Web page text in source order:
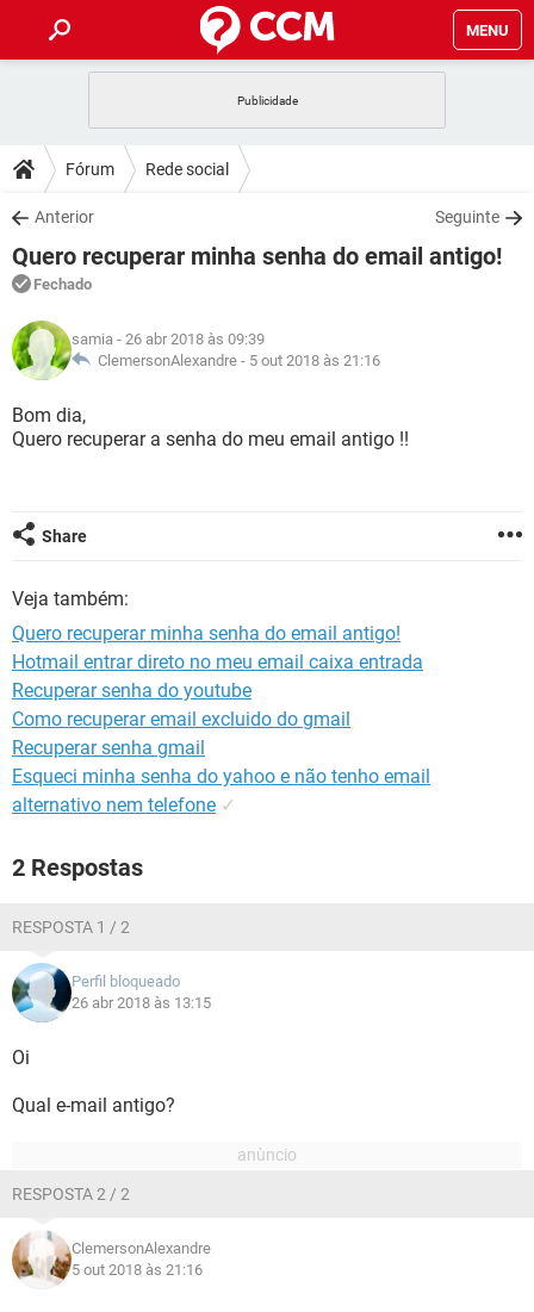
MENU
CELULAR
OUTLOOK
INSTAGRAM GMAIL
GUIA DE COMPRAS
DICAS
JOGOS
OUTLOOK
INSTAGRAM
GUIA DE COMPRAS
DOWNLOADS
JOGOS WHATSAPP
CELULAR
OUTLOOK
INSTAGRAM
GUIA DE COMPRAS
FÓRUM
JOGOS
CELULAR FACEBOOK
INSTAGRAM GMAIL
GLOSSÁRIO
JOGOS
CELULAR
GUIA DE COMPRAS
Fórum Rede social
Anterior Seguinte
Quero recuperar minha senha do email antigo!
Fechado
samia - 26 abr 2018 às 09:39
ClemersonAlexandre - 5 out 2018 às 21:16
Bom dia,
Quero recuperar a senha do meu email antigo !!
Share
Veja também:
Quero recuperar minha senha do email antigo!
Hotmail entrar direto no meu email caixa entrada
Recuperar senha do youtube
Como recuperar email excluido do gmail
Recuperar senha gmail
Esqueci minha senha do yahoo e não tenho email
alternativo nem telefone ✓
2 Respostas
RESPOSTA 1 / 2
Perfil bloqueado
26 abr 2018 às 13:15
Oi
Qual e-mail antigo?
RESPOSTA 2 / 2
ClemersonAlexandre
5 out 2018 às 21:16